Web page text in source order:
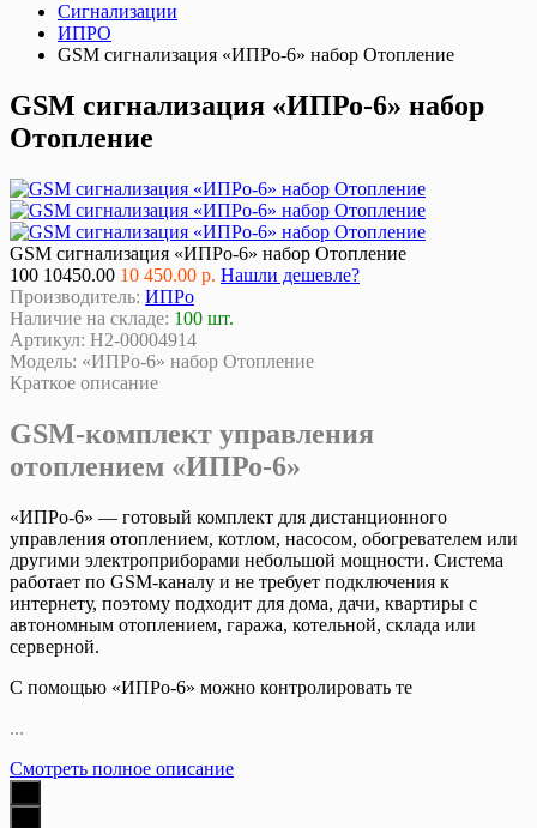
Сигнализации
ИПРО
GSM сигнализация «ИПРо-6» набор Отопление
GSM сигнализация «ИПРо-6» набор
Отопление
GSM сигнализация «ИПРо-6» набор Отопление
100 10450.00 10 450.00 р. Нашли дешевле?
Производитель: ИПРо
Наличие на складе: 100 шт.
Артикул: Н2-00004914
Модель: «ИПРо-6» набор Отопление
Краткое описание
GSM-комплект управления
отоплением «ИПРо-6»
«ИПРо-6» — готовый комплект для дистанционного
управления отоплением, котлом, насосом, обогревателем или
другими электроприборами небольшой мощности. Система
работает по GSM-каналу и не требует подключения к
интернету, поэтому подходит для дома, дачи, квартиры с
автономным отоплением, гаража, котельной, склада или
серверной.
С помощью «ИПРо-6» можно контролировать те
...
Смотреть полное описание